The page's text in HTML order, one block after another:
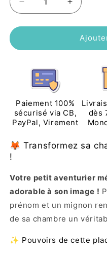
Réduire
la
quantité
Plaque
Nuage
Renard
Personnalisée
-
Chambre
Enfant
la
quantité
Plaque
-
Chambre
Enfant
Paiement 100%
sécurisé via CB,
PayPal, Virement
dès
🦊 Transformez sa
!
Votre petit aventurier
adorable à son image !
prénom et un mignon
de sa chambre un
✨ Pouvoirs de cette